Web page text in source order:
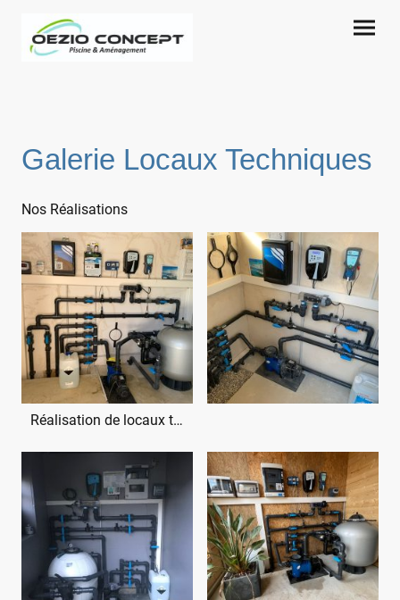
Galerie Locaux Techniques
Nos Réalisations
Réalisation de locaux techniques